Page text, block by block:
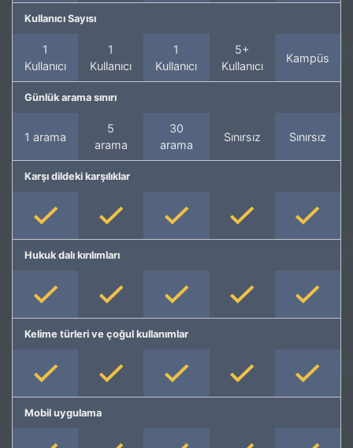
Kullanıcı Sayısı
1
Kullanıcı
1
Kullanıcı
1
Kullanıcı
5+
Kullanıcı
Kampüs
Günlük arama sınırı
1 arama
5
arama
30
arama
Sınırsız Sınırsız
Karşı dildeki karşılıklar
Hukuk dalı kırılımları
Kelime türleri ve çoğul kullanımlar
Mobil uygulama